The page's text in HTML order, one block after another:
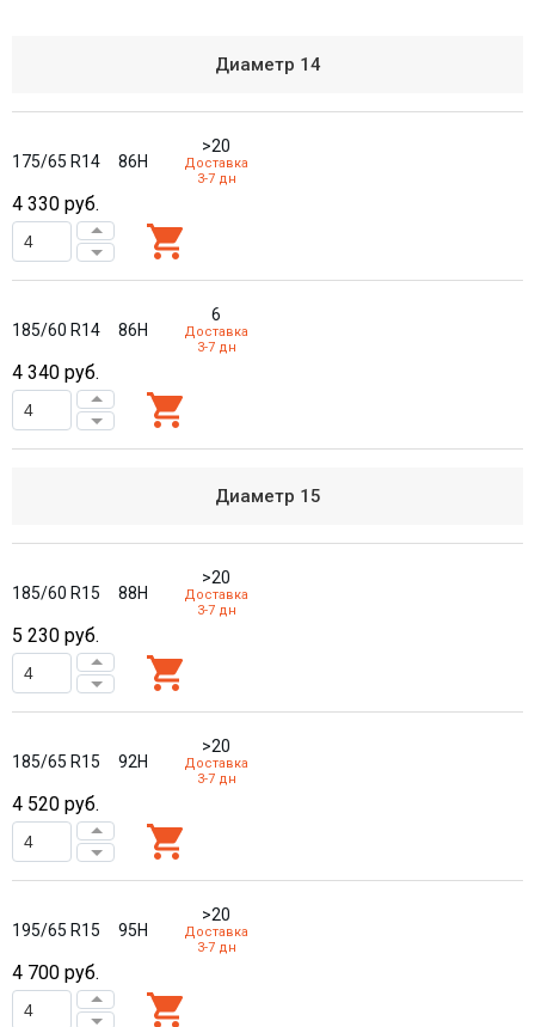
Диаметр 14
175/65 R14 86H
>20
Доставка
3-7 дн
4 330 руб.
185/60 R14 86H
6
Доставка
3-7 дн
4 340 руб.
Диаметр 15
185/60 R15 88H
>20
Доставка
3-7 дн
5 230 руб.
185/65 R15 92H
>20
Доставка
3-7 дн
4 520 руб.
195/65 R15 95H
>20
Доставка
3-7 дн
4 700 руб.